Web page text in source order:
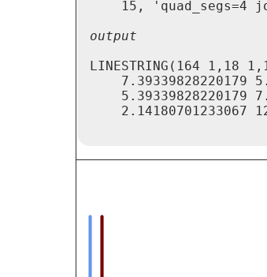
LINESTRING(164 1,18
7.39339828220179
5.39339828220179
2.14180701233067